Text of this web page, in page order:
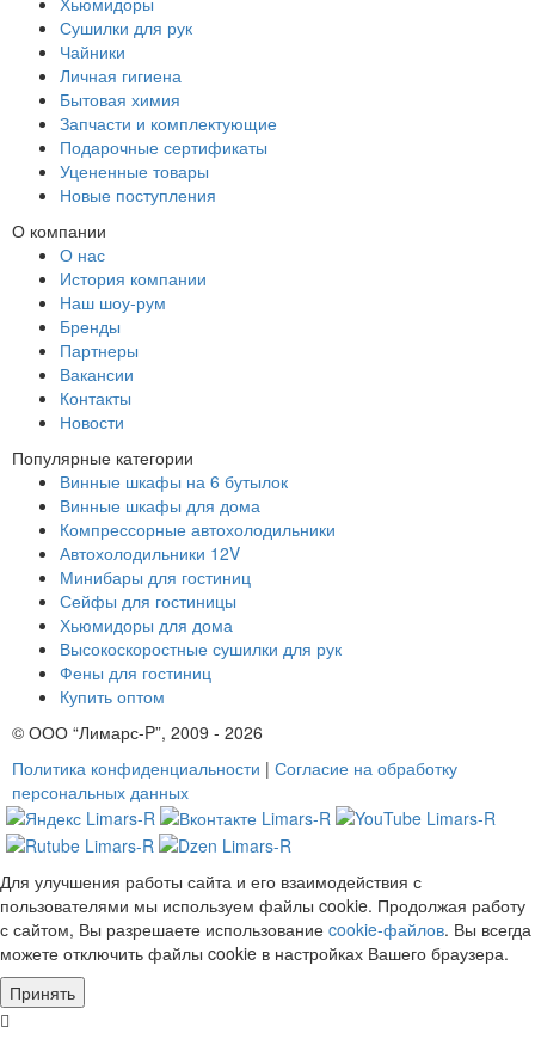
Сушилки для рук
Чайники
Личная гигиена
Бытовая химия
Запчасти и комплектующие
Подарочные сертификаты
Уцененные товары
Новые поступления
О компании
О нас
История компании
Наш шоу-рум
Бренды
Партнеры
Вакансии
Контакты
Новости
Популярные категории
Винные шкафы на 6 бутылок
Винные шкафы для дома
Компрессорные автохолодильники
Автохолодильники 12V
Минибары для гостиниц
Сейфы для гостиницы
Хьюмидоры для дома
Высокоскоростные сушилки для рук
Фены для гостиниц
Купить оптом
© ООО “Лимарс-P”, 2009 - 2026
Политика конфиденциальности | Согласие на обработку
персональных данных
Для улучшения работы сайта и его взаимодействия с
пользователями мы используем файлы cookie. Продолжая работу
с сайтом, Вы разрешаете использование cookie-файлов. Вы всегда
можете отключить файлы cookie в настройках Вашего браузера.
Принять